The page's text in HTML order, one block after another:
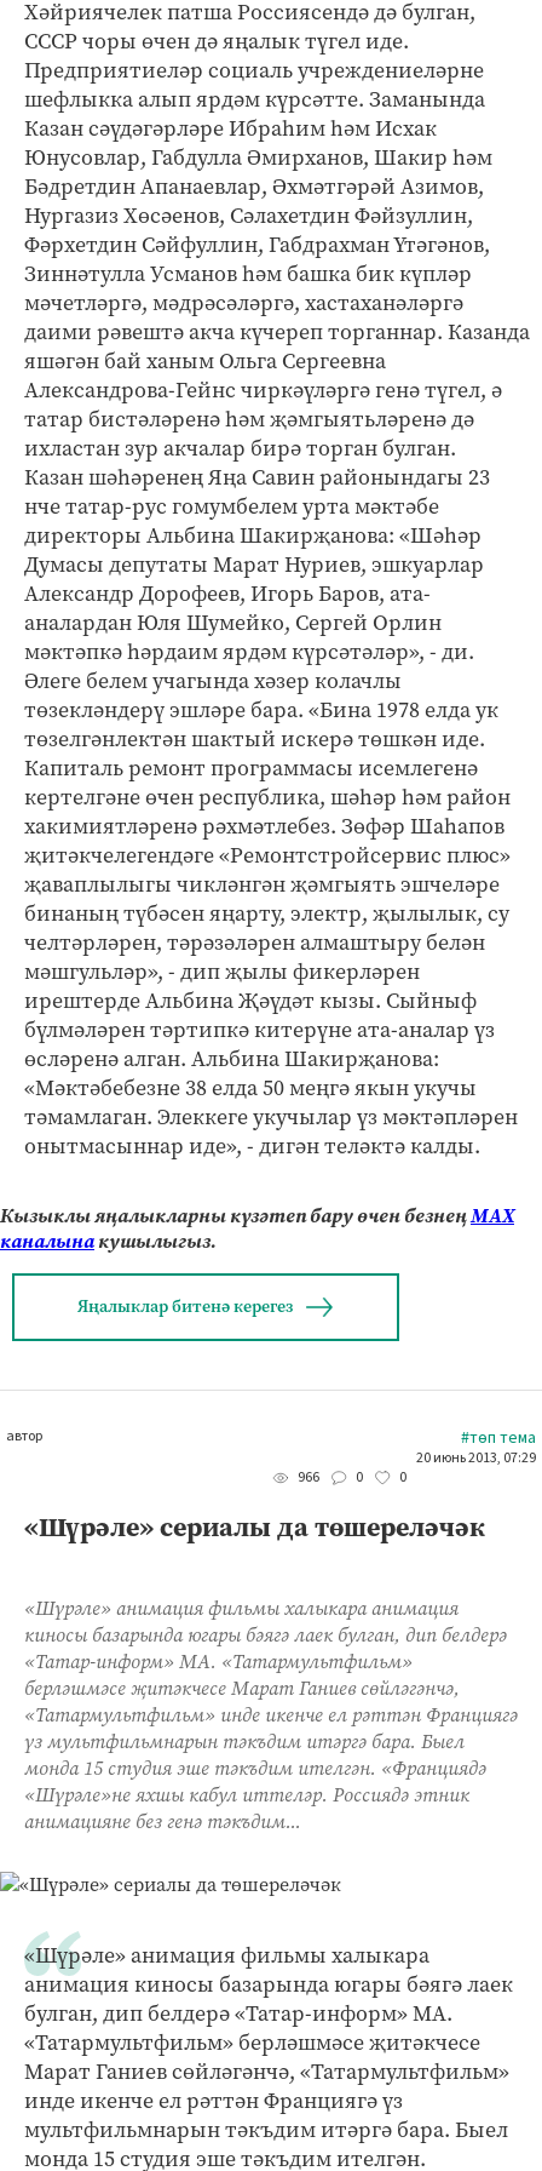
Хәйриячелек патша Россиясендә дә булган,
СССР чоры өчен дә яңалык түгел иде.
Предприятиеләр социаль учреждениеләрне
шефлыкка алып ярдәм күрсәтте. Заманында
Казан сәүдәгәрләре Ибраһим һәм Исхак
Юнусовлар, Габдулла Әмирханов, Шакир һәм
Бәдретдин Апанаевлар, Әхмәтгәрәй Азимов,
Нургазиз Хөсәенов, Сәлахетдин Фәйзуллин,
Фәрхетдин Сәйфуллин, Габдрахман Үтәгәнов,
Зиннәтулла Усманов һәм башка бик күпләр
мәчетләргә, мәдрәсәләргә, хастаханәләргә
даими рәвештә акча күчереп торганнар. Казанда
яшәгән бай ханым Ольга Сергеевна
Александрова-Гейнс чиркәүләргә генә түгел, ә
татар бистәләренә һәм җәмгыятьләренә дә
ихластан зур акчалар бирә торган булган.
Казан шәһәренең Яңа Савин районындагы 23
нче татар-рус гомумбелем урта мәктәбе
директоры Альбина Шакирҗанова: «Шәһәр
Думасы депутаты Марат Нуриев, эшкуарлар
Александр Дорофеев, Игорь Баров, ата-
аналардан Юля Шумейко, Сергей Орлин
мәктәпкә һәрдаим ярдәм күрсәтәләр», - ди.
Әлеге белем учагында хәзер колачлы
төзекләндерү эшләре бара. «Бина 1978 елда ук
төзелгәнлектән шактый искерә төшкән иде.
Капиталь ремонт программасы исемлегенә
кертелгәне өчен республика, шәһәр һәм район
хакимиятләренә рәхмәтлебез. Зөфәр Шаһапов
җитәкчелегендәге «Ремонтстройсервис плюс»
җаваплылыгы чикләнгән җәмгыять эшчеләре
бинаның түбәсен яңарту, электр, җылылык, су
челтәрләрен, тәрәзәләрен алмаштыру белән
мәшгульләр», - дип җылы фикерләрен
ирештерде Альбина Җәүдәт кызы. Сыйныф
бүлмәләрен тәртипкә китерүне ата-аналар үз
өсләренә алган. Альбина Шакирҗанова:
«Мәктәбебезне 38 елда 50 меңгә якын укучы
тәмамлаган. Элеккеге укучылар үз мәктәпләрен
онытмасыннар иде», - дигән теләктә калды.
Кызыклы яңалыкларны күзәтеп бару өчен безнеңМАХ
каналынакушылыгыз.
Яңалыклар битенә керегез
автор #төп тема
20 июнь 2013, 07:29
966
0 0
«Шүрәле» сериалы да төшереләчәк
«Шүрәле» анимация фильмы халыкара анимация
киносы базарында югары бәягә лаек булган, дип белдерә
«Татар-информ» МА. «Татармультфильм»
берләшмәсе җитәкчесе Марат Ганиев сөйләгәнчә,
«Татармультфильм» инде икенче ел рәттән Франциягә
үз мультфильмнарын тәкъдим итәргә бара. Быел
монда 15 студия эше тәкъдим ителгән. «Франциядә
«Шүрәле»не яхшы кабул иттеләр. Россиядә этник
анимацияне без генә тәкъдим...
«Шүрәле» анимация фильмы халыкара
анимация киносы базарында югары бәягә лаек
булган, дип белдерә «Татар-информ» МА.
«Татармультфильм» берләшмәсе җитәкчесе
Марат Ганиев сөйләгәнчә, «Татармультфильм»
инде икенче ел рәттән Франциягә үз
мультфильмнарын тәкъдим итәргә бара. Быел
монда 15 студия эше тәкъдим ителгән.